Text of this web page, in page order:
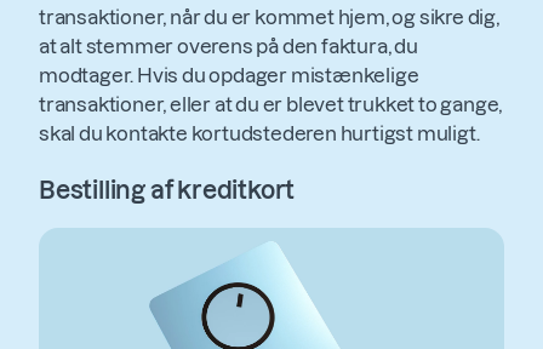
transaktioner, når du er kommet hjem, og sikre dig,
at alt stemmer overens på den faktura, du
modtager. Hvis du opdager mistænkelige
transaktioner, eller at du er blevet trukket to gange,
skal du kontakte kortudstederen hurtigst muligt.
Bestilling af kreditkort